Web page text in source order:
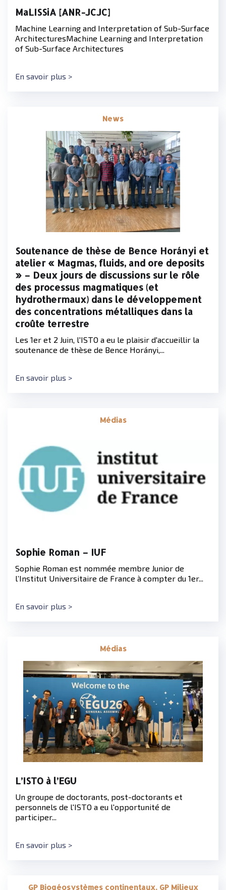
MaLISSiA [ANR-JCJC]
Machine Learning and Interpretation of Sub-Surface
ArchitecturesMachine Learning and Interpretation
of Sub-Surface Architectures
En savoir plus >
News
Soutenance de thèse de Bence Horányi et
atelier « Magmas, fluids, and ore deposits
» – Deux jours de discussions sur le rôle
des processus magmatiques (et
hydrothermaux) dans le développement
des concentrations métalliques dans la
croûte terrestre
Les 1er et 2 Juin, l'ISTO a eu le plaisir d'accueillir la
soutenance de thèse de Bence Horányi,...
En savoir plus >
Médias
Sophie Roman – IUF
Sophie Roman est nommée membre Junior de
l’Institut Universitaire de France à compter du 1er...
En savoir plus >
Médias
L’ISTO à l’EGU
Un groupe de doctorants, post-doctorants et
personnels de l'ISTO a eu l'opportunité de
participer...
En savoir plus >
GP Biogéosystèmes continentaux, GP Milieux